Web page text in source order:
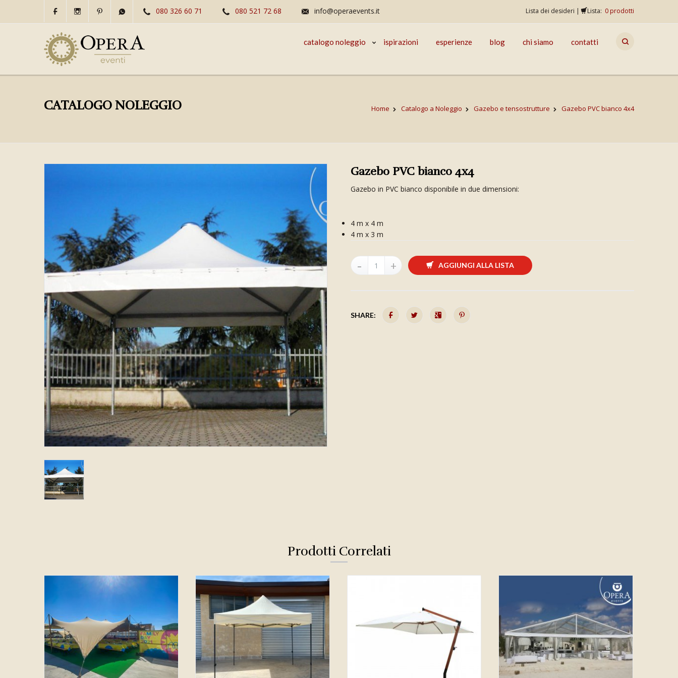
080 326 60 71 080 521 72 68 info@operaevents.it Lista dei desideri | Lista: 0 prodotti
catalogo noleggio ispirazioni esperienze blog chi siamo contatti
CATALOGO NOLEGGIO Home Catalogo a Noleggio Gazebo e tensostrutture Gazebo PVC bianco 4x4
Gazebo PVC bianco 4x4
Gazebo in PVC bianco disponibile in due dimensioni:
4 m x 4 m
4 m x 3 m
AGGIUNGI ALLA LISTA
SHARE:
Prodotti Correlati